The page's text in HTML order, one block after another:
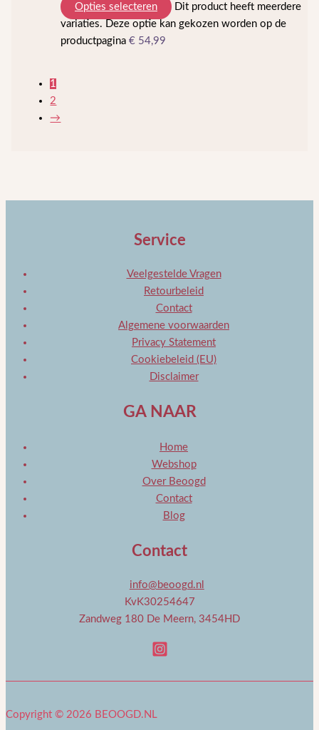
Opties selecteren
Dit product heeft meerdere
variaties. Deze optie kan gekozen worden op de
productpagina€ 54,99
1
2
→
Service
Veelgestelde Vragen
Retourbeleid
Contact
Algemene voorwaarden
Privacy Statement
Cookiebeleid (EU)
Disclaimer
GA NAAR
Home
Webshop
Over Beoogd
Contact
Blog
Contact
info@beoogd.nl
KvK30254647
Zandweg 180 De Meern, 3454HD
Copyright © 2026 BEOOGD.NL